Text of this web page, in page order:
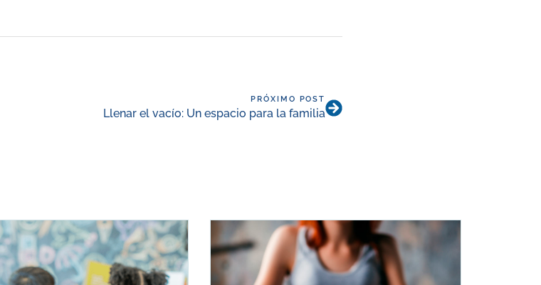
PRÓXIMO POST
Llenar el vacío: Un espacio para la familia